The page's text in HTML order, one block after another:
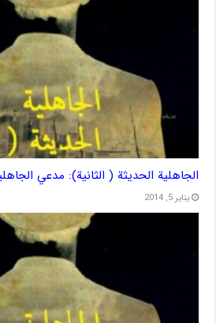
الجاهلية الحديثة ( الثانية): مدعي
يناير 5, 2014